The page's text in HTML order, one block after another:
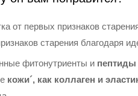
от первых признаков
старения благодаря
фитонутриенты и пептиды
кожи´, как коллаген и